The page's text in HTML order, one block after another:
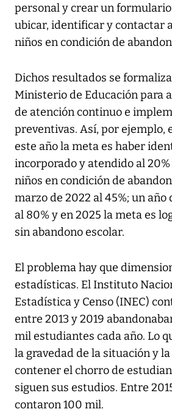
personal y crear un
ubicar, identificar y contactar
niños en condición de
Dichos resultados se
Ministerio de Educación para
de atención continuo e
preventivas. Así, por ejemplo,
este año la meta es haber
incorporado y atendido al
niños en condición de
marzo de 2022 al 45%; un año
al 80% y en 2025 la meta es
sin abandono escolar.
El problema hay que
estadísticas. El Instituto
Estadística y Censo (INEC)
entre 2013 y 2019
mil estudiantes cada año. Lo
la gravedad de la situación y
contener el chorro de
siguen sus estudios. Entre
contaron 100 mil.